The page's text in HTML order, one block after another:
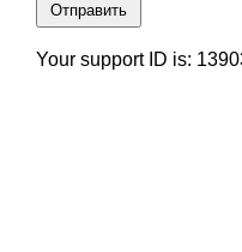
Отправить
Your support ID is: